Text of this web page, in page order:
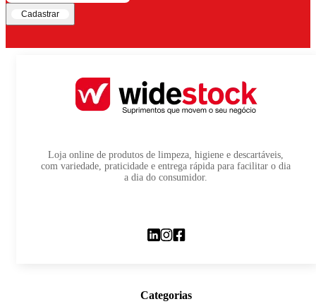
Cadastrar
Loja online de produtos de limpeza, higiene e descartáveis,
com variedade, praticidade e entrega rápida para facilitar o dia
a dia do consumidor.
Categorias